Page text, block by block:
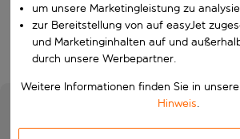
Suchen
um unsere Marketingleistung zu
zur Bereitstellung von auf easyJet
und Marketinginhalten auf und
durch unsere Werbepartner.
Weitere Informationen finden Sie in
Hinweis.